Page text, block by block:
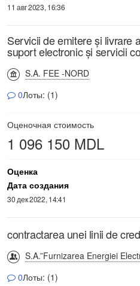
11 авг 2023, 16:36
Servicii de emitere și livrare
suport electronic și servicii
S.A. FEE -NORD
0Лоты: (1)
Оценочная стоимость
1 096 150 MDL
Оценка
Дата создания
30 дек 2022, 14:41
contractarea unei linii de
S.A.”Furnizarea Energiei
0Лоты: (1)